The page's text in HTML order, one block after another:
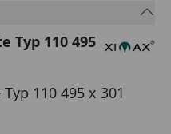
Typ 110 495
110 495 x 301